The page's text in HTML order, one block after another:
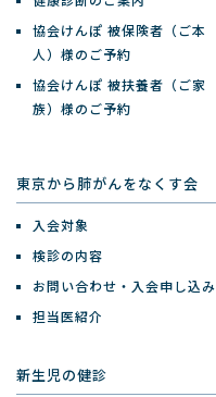
協会けんぽ 被保険者（ご本
人）様のご予約
協会けんぽ 被扶養者（ご家
族）様のご予約
東京から肺がんをなくす会
入会対象
検診の内容
お問い合わせ・入会申し込み
担当医紹介
新生児の健診